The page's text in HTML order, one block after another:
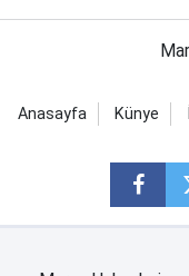
Anasayfa Künye